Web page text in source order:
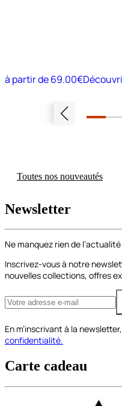
à partir de69.00€
Toutes nos nouveautés
Newsletter
Ne manquez rien de
Inscrivez-vous à notre
nouvelles collections, offres
En m’inscrivant à la
confidentialité.
Carte cadeau